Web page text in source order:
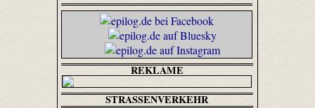
REKLAME
STRASSENVERKEHR